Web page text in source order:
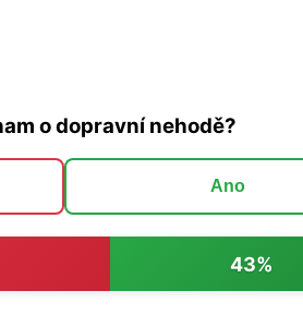
o dopravní nehodě?
Ano
43%